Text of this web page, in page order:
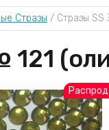
Стразы / Стразы
121